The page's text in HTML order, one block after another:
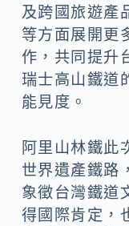
及跨國旅遊產
等方面展開更
作，共同提升
瑞士高山鐵道
能見度。
阿里山林鐵此
世界遺產鐵路
象徵台灣鐵道
得國際肯定，